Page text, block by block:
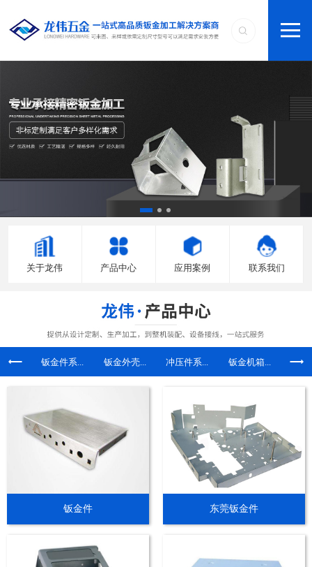
关于龙伟 产品中心 应用案例 联系我们
钣金件系... 钣金外壳... 冲压件系... 钣金机箱... 不锈
钣金件 东莞钣金件